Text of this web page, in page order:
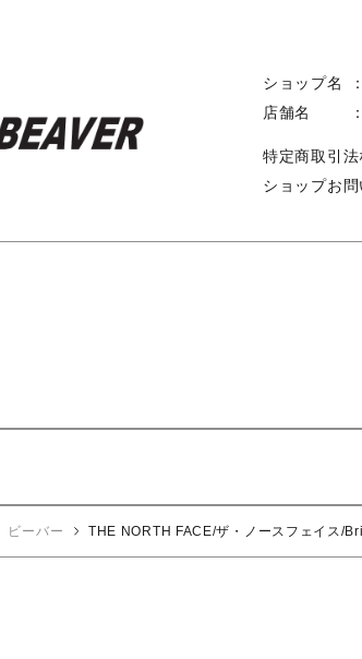
ショップ名
店舗名
特定商取引
ショップお
ビーバー THE NORTH FACE/ザ・ノースフェイス/